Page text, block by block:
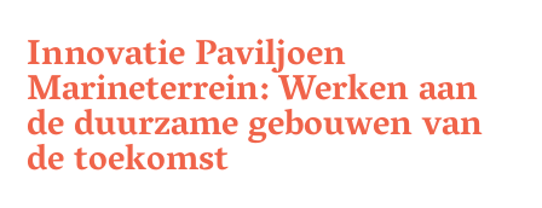
Innovatie Paviljoen
Marineterrein: Werken aan
de duurzame gebouwen van
de toekomst